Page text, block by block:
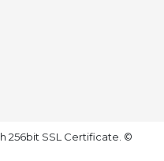
256bit SSL Certificate. ©